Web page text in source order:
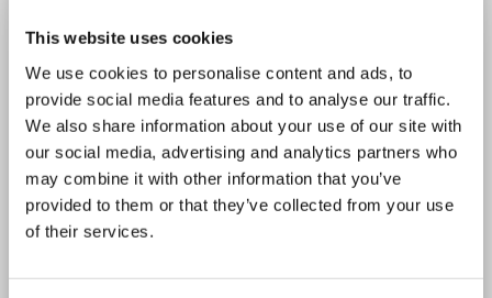
This website uses cookies
We use cookies to personalise content and ads, to
provide social media features and to analyse our traffic.
We also share information about your use of our site with
our social media, advertising and analytics partners who
may combine it with other information that you’ve
provided to them or that they’ve collected from your use
of their services.
N° du produit ABIN6743495